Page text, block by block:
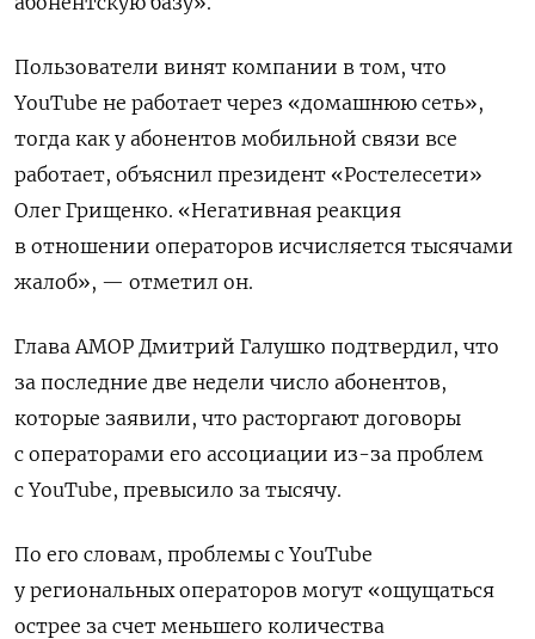
Пользователи винят компании в том, что
YouTube не работает через «домашнюю сеть»,
тогда как у абонентов мобильной связи все
работает, объяснил президент «Ростелесети»
Олег Грищенко. «Негативная реакция
в отношении операторов исчисляется тысячами
жалоб», — отметил он.
Глава АМОР Дмитрий Галушко подтвердил, что
за последние две недели число абонентов,
которые заявили, что расторгают договоры
с операторами его ассоциации из-за проблем
с YouTube, превысило за тысячу.
По его словам, проблемы с YouTube
у региональных операторов могут «ощущаться
острее за счет меньшего количества